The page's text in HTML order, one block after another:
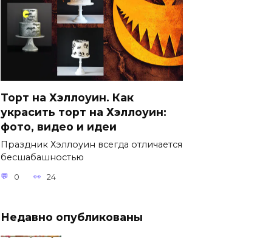
Торт на Хэллоуин. Как
украсить торт на Хэллоуин:
фото, видео и идеи
Праздник Хэллоуин всегда отличается
бесшабашностью
0 24
Недавно опубликованы